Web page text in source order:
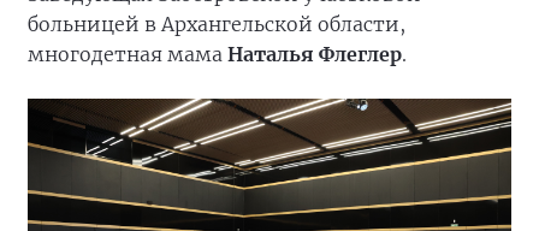
больницей в Архангельской области,
многодетная мама Наталья Флеглер.